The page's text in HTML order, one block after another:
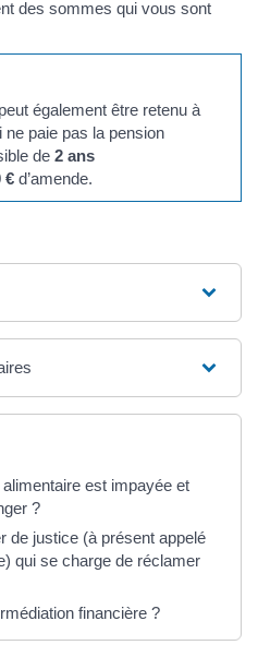
des sommes qui vous sont
également être retenu à
ne paie pas la pension
de2 ans
€ d’amende.
est impayée et
?
de justice (à présent appelé
qui se charge de réclamer
financière ?